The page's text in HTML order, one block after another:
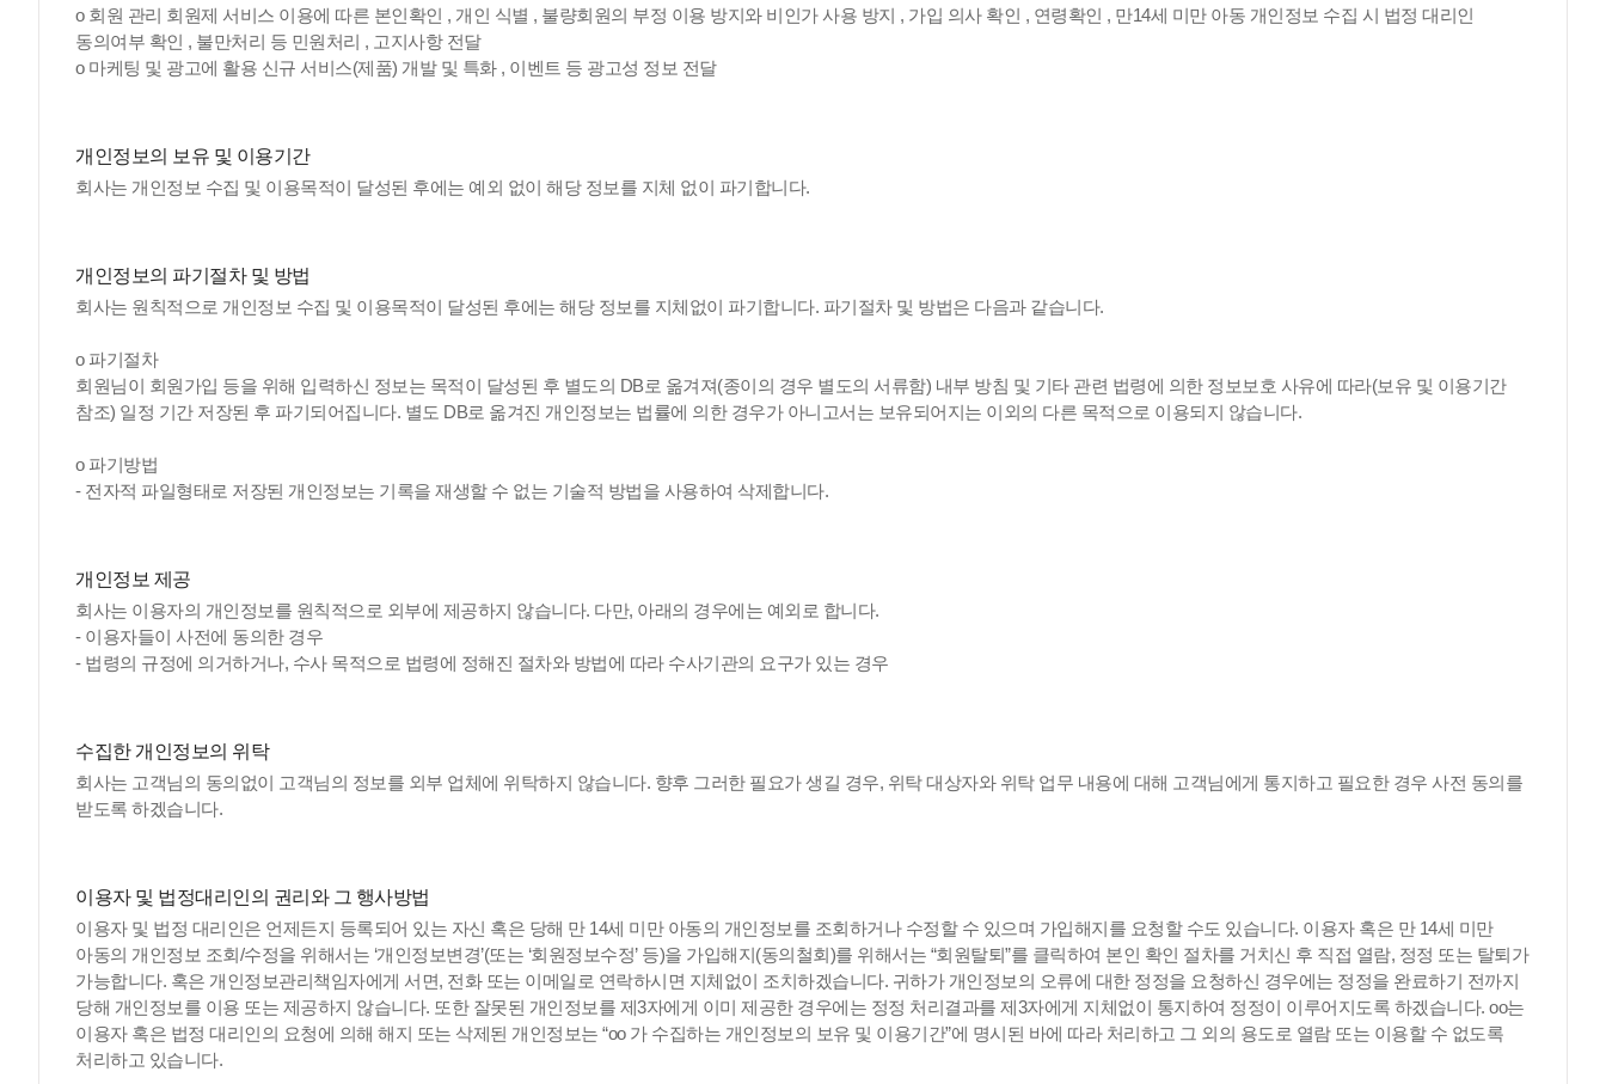
ο 회원 관리 회원제 서비스 이용에 따른 본인확인 , 개인 식별 , 불량회원의 부정 이용 방지와 비인가 사용 방지 , 가입 의사 확인 , 연령확인 , 만14세 미만 아동 개인정보 수집 시 법정 대리인
동의여부 확인 , 불만처리 등 민원처리 , 고지사항 전달
ο 마케팅 및 광고에 활용 신규 서비스(제품) 개발 및 특화 , 이벤트 등 광고성 정보 전달
개인정보의 보유 및 이용기간
회사는 개인정보 수집 및 이용목적이 달성된 후에는 예외 없이 해당 정보를 지체 없이 파기합니다.
개인정보의 파기절차 및 방법
회사는 원칙적으로 개인정보 수집 및 이용목적이 달성된 후에는 해당 정보를 지체없이 파기합니다. 파기절차 및 방법은 다음과 같습니다.
ο 파기절차
회원님이 회원가입 등을 위해 입력하신 정보는 목적이 달성된 후 별도의 DB로 옮겨져(종이의 경우 별도의 서류함) 내부 방침 및 기타 관련 법령에 의한 정보보호 사유에 따라(보유 및 이용기간
참조) 일정 기간 저장된 후 파기되어집니다. 별도 DB로 옮겨진 개인정보는 법률에 의한 경우가 아니고서는 보유되어지는 이외의 다른 목적으로 이용되지 않습니다.
ο 파기방법
- 전자적 파일형태로 저장된 개인정보는 기록을 재생할 수 없는 기술적 방법을 사용하여 삭제합니다.
개인정보 제공
회사는 이용자의 개인정보를 원칙적으로 외부에 제공하지 않습니다. 다만, 아래의 경우에는 예외로 합니다.
- 이용자들이 사전에 동의한 경우
- 법령의 규정에 의거하거나, 수사 목적으로 법령에 정해진 절차와 방법에 따라 수사기관의 요구가 있는 경우
수집한 개인정보의 위탁
회사는 고객님의 동의없이 고객님의 정보를 외부 업체에 위탁하지 않습니다. 향후 그러한 필요가 생길 경우, 위탁 대상자와 위탁 업무 내용에 대해 고객님에게 통지하고 필요한 경우 사전 동의를
받도록 하겠습니다.
이용자 및 법정대리인의 권리와 그 행사방법
이용자 및 법정 대리인은 언제든지 등록되어 있는 자신 혹은 당해 만 14세 미만 아동의 개인정보를 조회하거나 수정할 수 있으며 가입해지를 요청할 수도 있습니다. 이용자 혹은 만 14세 미만
아동의 개인정보 조회/수정을 위해서는 ‘개인정보변경’(또는 ‘회원정보수정’ 등)을 가입해지(동의철회)를 위해서는 “회원탈퇴”를 클릭하여 본인 확인 절차를 거치신 후 직접 열람, 정정 또는 탈퇴가
가능합니다. 혹은 개인정보관리책임자에게 서면, 전화 또는 이메일로 연락하시면 지체없이 조치하겠습니다. 귀하가 개인정보의 오류에 대한 정정을 요청하신 경우에는 정정을 완료하기 전까지
당해 개인정보를 이용 또는 제공하지 않습니다. 또한 잘못된 개인정보를 제3자에게 이미 제공한 경우에는 정정 처리결과를 제3자에게 지체없이 통지하여 정정이 이루어지도록 하겠습니다. oo는
이용자 혹은 법정 대리인의 요청에 의해 해지 또는 삭제된 개인정보는 “oo 가 수집하는 개인정보의 보유 및 이용기간”에 명시된 바에 따라 처리하고 그 외의 용도로 열람 또는 이용할 수 없도록
처리하고 있습니다.